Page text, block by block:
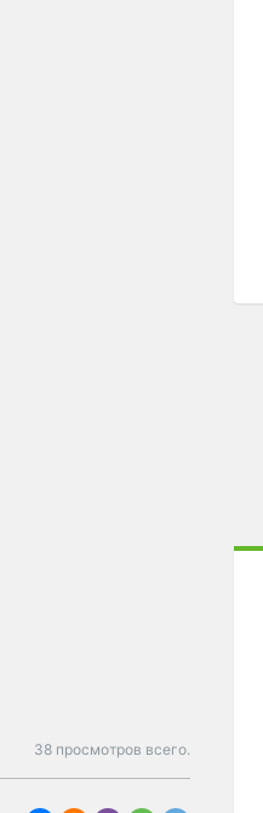
38 просмотров всего.